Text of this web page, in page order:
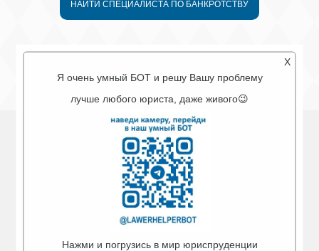
НАЙТИ СПЕЦИАЛИСТА ПО БАНКРОТСТВУ
ПОЧЕМУ МЫ
ЛУЧШИЕ?
X
Я очень умный БОТ и решу Вашу проблему
лучше любого юриста, даже живого😉
Нажми и погрузись в мир юриспруденции